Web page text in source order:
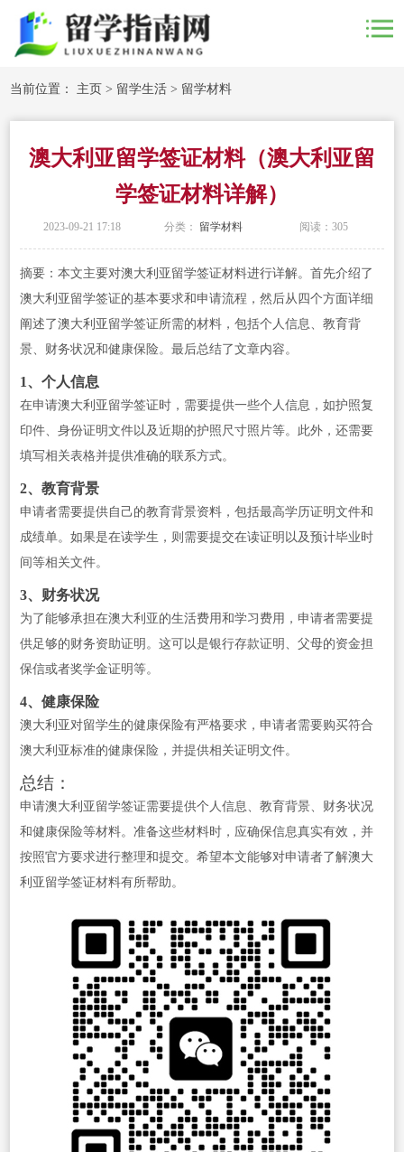
当前位置： 主页 > 留学生活 > 留学材料
澳大利亚留学签证材料（澳大利亚留
学签证材料详解）
2023-09-21 17:18 分类： 留学材料 阅读：305
摘要：本文主要对澳大利亚留学签证材料进行详解。首先介绍了
澳大利亚留学签证的基本要求和申请流程，然后从四个方面详细
阐述了澳大利亚留学签证所需的材料，包括个人信息、教育背
景、财务状况和健康保险。最后总结了文章内容。
1、个人信息
在申请澳大利亚留学签证时，需要提供一些个人信息，如护照复
印件、身份证明文件以及近期的护照尺寸照片等。此外，还需要
填写相关表格并提供准确的联系方式。
2、教育背景
申请者需要提供自己的教育背景资料，包括最高学历证明文件和
成绩单。如果是在读学生，则需要提交在读证明以及预计毕业时
间等相关文件。
3、财务状况
为了能够承担在澳大利亚的生活费用和学习费用，申请者需要提
供足够的财务资助证明。这可以是银行存款证明、父母的资金担
保信或者奖学金证明等。
4、健康保险
澳大利亚对留学生的健康保险有严格要求，申请者需要购买符合
澳大利亚标准的健康保险，并提供相关证明文件。
总结：
申请澳大利亚留学签证需要提供个人信息、教育背景、财务状况
和健康保险等材料。准备这些材料时，应确保信息真实有效，并
按照官方要求进行整理和提交。希望本文能够对申请者了解澳大
利亚留学签证材料有所帮助。